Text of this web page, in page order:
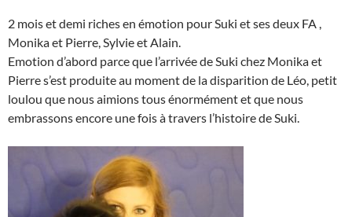
2 mois et demi riches en émotion pour Suki et ses deux FA ,
Monika et Pierre, Sylvie et Alain.
Emotion d’abord parce que l’arrivée de Suki chez Monika et
Pierre s’est produite au moment de la disparition de Léo, petit
loulou que nous aimions tous énormément et que nous
embrassons encore une fois à travers l’histoire de Suki.